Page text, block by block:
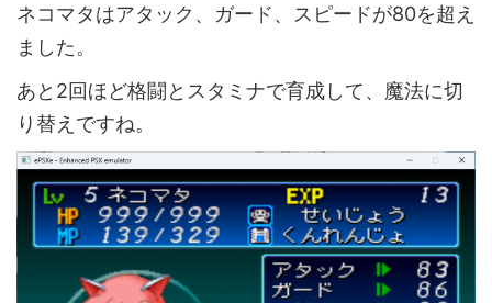
ネコマタはアタック、ガード、スピードが80を超え
ました。
あと2回ほど格闘とスタミナで育成して、魔法に切
り替えですね。